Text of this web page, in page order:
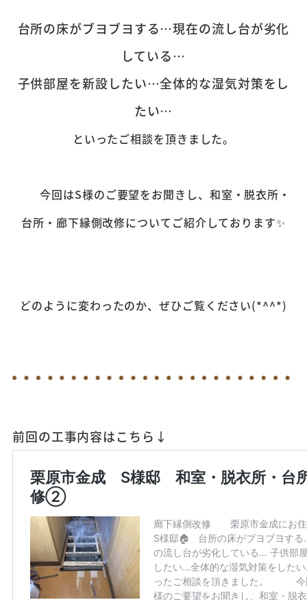
台所の床がブヨブヨする…現在の流し台が劣化
している…
子供部屋を新設したい…全体的な湿気対策をし
たい…
といったご相談を頂きました。
今回はS様のご要望をお聞きし、和室・脱衣所・
台所・廊下縁側改修についてご紹介しております✨
どのように変わったのか、ぜひご覧ください(*^^*)
前回の工事内容はこちら↓